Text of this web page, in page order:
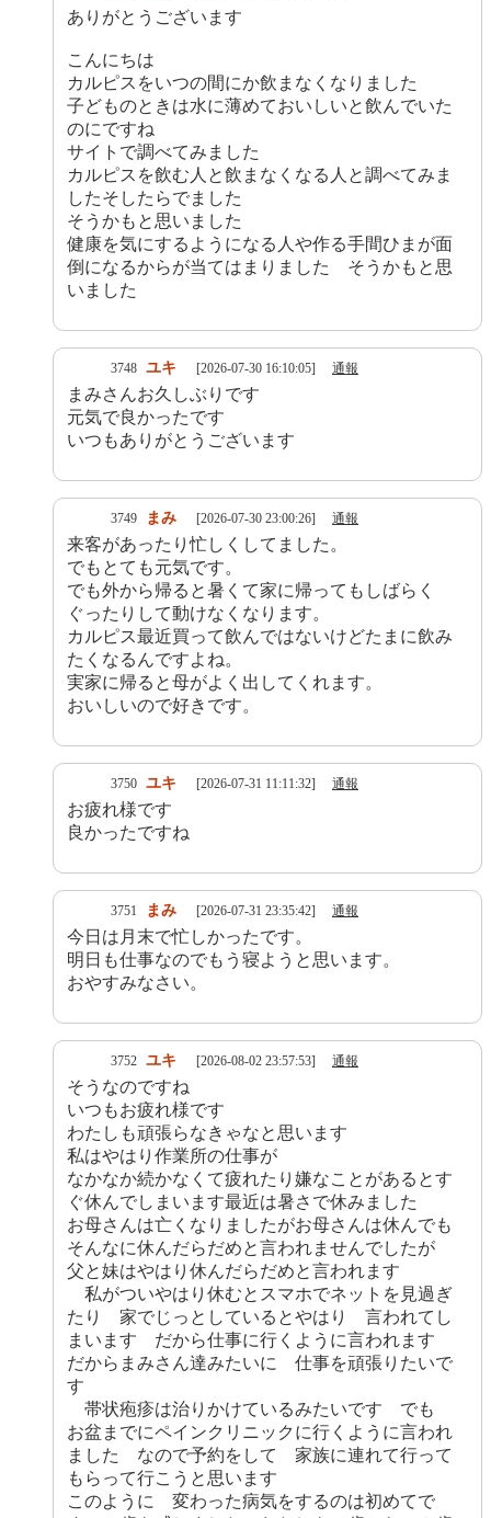
ありがとうございます
こんにちは
カルピスをいつの間にか飲まなくなりました
子どものときは水に薄めておいしいと飲んでいた
のにですね
サイトで調べてみました
カルピスを飲む人と飲まなくなる人と調べてみま
したそしたらでました
そうかもと思いました
健康を気にするようになる人や作る手間ひまが面
倒になるからが当てはまりました そうかもと思
いました
3748 ユキ [2026-07-30 16:10:05] 通報
まみさんお久しぶりです
元気で良かったです
いつもありがとうございます
3749 まみ [2026-07-30 23:00:26] 通報
来客があったり忙しくしてました。
でもとても元気です。
でも外から帰ると暑くて家に帰ってもしばらく
ぐったりして動けなくなります。
カルピス最近買って飲んではないけどたまに飲み
たくなるんですよね。
実家に帰ると母がよく出してくれます。
おいしいので好きです。
3750 ユキ [2026-07-31 11:11:32] 通報
お疲れ様です
良かったですね
3751 まみ [2026-07-31 23:35:42] 通報
今日は月末で忙しかったです。
明日も仕事なのでもう寝ようと思います。
おやすみなさい。
3752 ユキ [2026-08-02 23:57:53] 通報
そうなのですね
いつもお疲れ様です
わたしも頑張らなきゃなと思います
私はやはり作業所の仕事が
なかなか続かなくて疲れたり嫌なことがあるとす
ぐ休んでしまいます最近は暑さで休みました
お母さんは亡くなりましたがお母さんは休んでも
そんなに休んだらだめと言われませんでしたが
父と妹はやはり休んだらだめと言われます
私がついやはり休むとスマホでネットを見過ぎ
たり 家でじっとしているとやはり 言われてし
まいます だから仕事に行くように言われます
だからまみさん達みたいに 仕事を頑張りたいで
す
帯状疱疹は治りかけているみたいです でも
お盆までにペインクリニックに行くように言われ
ました なので予約をして 家族に連れて行って
もらって行こうと思います
このように 変わった病気をするのは初めてで